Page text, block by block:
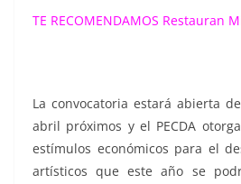
TE RECOMENDAMOS Restauran
La convocatoria estará abierta
abril próximos y el PECDA
estímulos económicos para el
artísticos que este año se